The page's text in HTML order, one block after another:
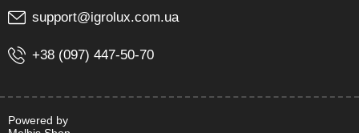
support@igrolux.com.ua
+38 (097) 447-50-70
Powered by